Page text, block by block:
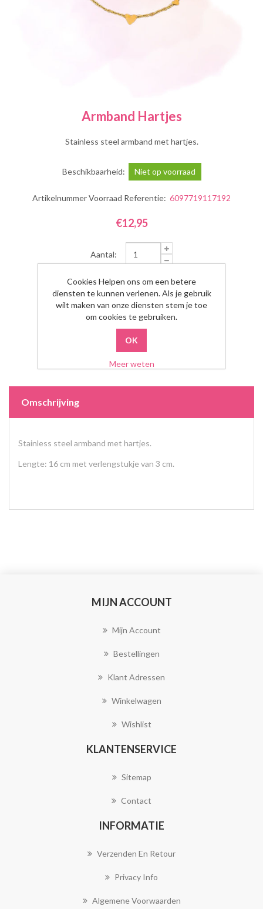
Armband Hartjes
Stainless steel armband met hartjes.
Beschikbaarheid: Niet op voorraad
Artikelnummer Voorraad Referentie: 6097719117192
€12,95
Aantal:
Omschrijving
Stainless steel armband met hartjes.
Lengte: 16 cm met verlengstukje van 3 cm.
MIJN ACCOUNT
Mijn Account
Bestellingen
Klant Adressen
Winkelwagen
Wishlist
KLANTENSERVICE
Sitemap
Contact
INFORMATIE
Verzenden En Retour
Privacy Info
Algemene Voorwaarden
Cookies Helpen ons om een betere
diensten te kunnen verlenen. Als je gebruik
wilt maken van onze diensten stem je toe
om cookies te gebruiken.
Meer weten